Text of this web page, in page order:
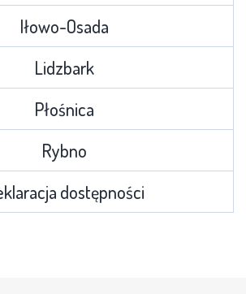
Iłowo-Osada
Lidzbark
Płośnica
Rybno
dostępności